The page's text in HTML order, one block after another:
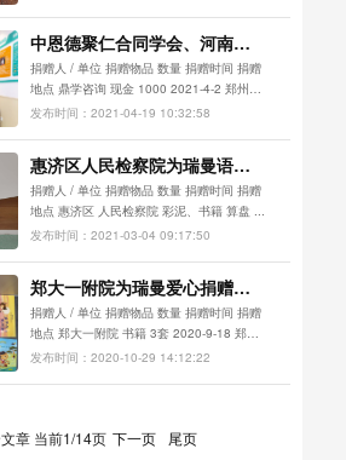
中恩德聚仁合同学会、河南龙
腾空调为瑞曼语训爱心捐赠教
具
捐赠人 / 单位 捐赠物品 数量 捐赠时间 捐赠
地点 鼎学咨询 现金 1000 2021-4-2 郑州瑞
曼语训 聚邦科技 现金 1000...
发布时间：2021-04-19 10:32:58
惠济区人民检察院为瑞曼语训
爱心捐赠教具
捐赠人 / 单位 捐赠物品 数量 捐赠时间 捐赠
地点 惠济区 人民检察院 彩泥、书籍 算盘 ...
发布时间：2021-03-04 09:17:50
郑大一附院为瑞曼爱心捐赠书
籍
捐赠人 / 单位 捐赠物品 数量 捐赠时间 捐赠
地点 郑大一附院 书籍 3套 2020-9-18 郑
州...
发布时间：2020-10-29 14:12:22
章 当前1/14页 下一页 尾页